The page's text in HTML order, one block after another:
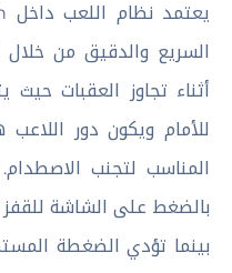
السريع والدقيق من خلال
أثناء تجاوز العقبات
للأمام ويكون دور
المناسب لتجنب
بالضغط على الشاشة للقفز
بينما تؤدي الضغطة